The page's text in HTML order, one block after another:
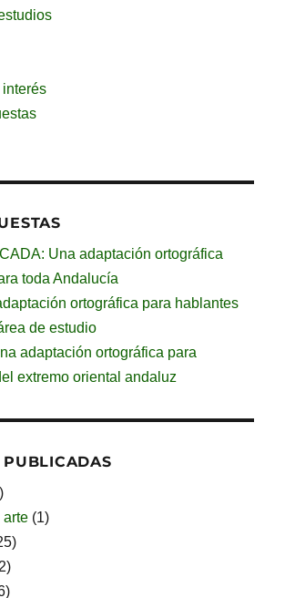
Una adaptación ortográfica
toda Andalucía
ortográfica para hablantes
de estudio
adaptación ortográfica para
extremo oriental andaluz
arte(1)